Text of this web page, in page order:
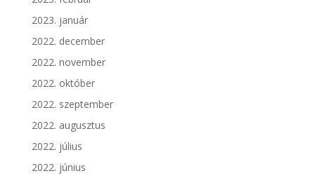
2023. január
2022. december
2022. november
2022. október
2022. szeptember
2022. augusztus
2022. július
2022. június